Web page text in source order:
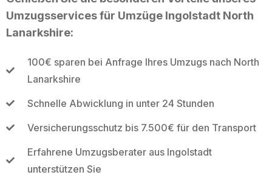
Umzugsservices für Umzüge Ingolstadt North
Lanarkshire:
100€ sparen bei Anfrage Ihres Umzugs nach North
Lanarkshire
Schnelle Abwicklung in unter 24 Stunden
Versicherungsschutz bis 7.500€ für den Transport
Erfahrene Umzugsberater aus Ingolstadt
unterstützen Sie